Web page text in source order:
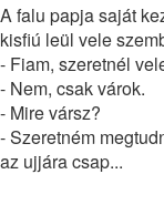
A falu papja saját
kisfiú leül vele
- Fiam, szeretnél
- Nem, csak várok.
- Mire vársz?
- Szeretném
az ujjára csap...